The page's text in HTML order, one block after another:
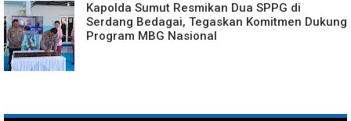
Kapolda Sumut Resmikan Dua SPPG di
Serdang Bedagai, Tegaskan Komitmen Dukung
Program MBG Nasional